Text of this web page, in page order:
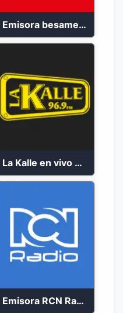
Emisora besame medellín 2023
La Kalle en vivo 2023
Emisora RCN Radio 93.9 FM Bogotá